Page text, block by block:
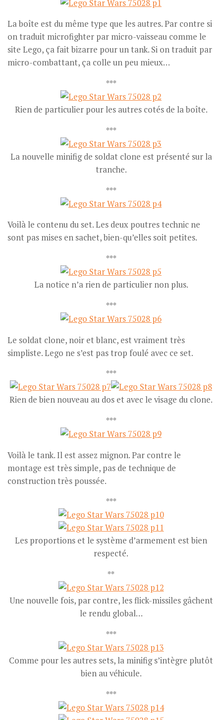
La boîte est du même type que les autres. Par contre si
on traduit microfighter par micro-vaisseau comme le
site Lego, ça fait bizarre pour un tank. Si on traduit par
micro-combattant, ça colle un peu mieux…
***
Rien de particulier pour les autres cotés de la boîte.
***
La nouvelle minifig de soldat clone est présenté sur la
tranche.
***
Voilà le contenu du set. Les deux poutres technic ne
sont pas mises en sachet, bien-qu’elles soit petites.
***
La notice n’a rien de particulier non plus.
***
Le soldat clone, noir et blanc, est vraiment très
simpliste. Lego ne s’est pas trop foulé avec ce set.
***
Rien de bien nouveau au dos et avec le visage du clone.
***
Voilà le tank. Il est assez mignon. Par contre le
montage est très simple, pas de technique de
construction très poussée.
***
Les proportions et le système d’armement est bien
respecté.
**
Une nouvelle fois, par contre, les flick-missiles gâchent
le rendu global…
***
Comme pour les autres sets, la minifig s’intègre plutôt
bien au véhicule.
***